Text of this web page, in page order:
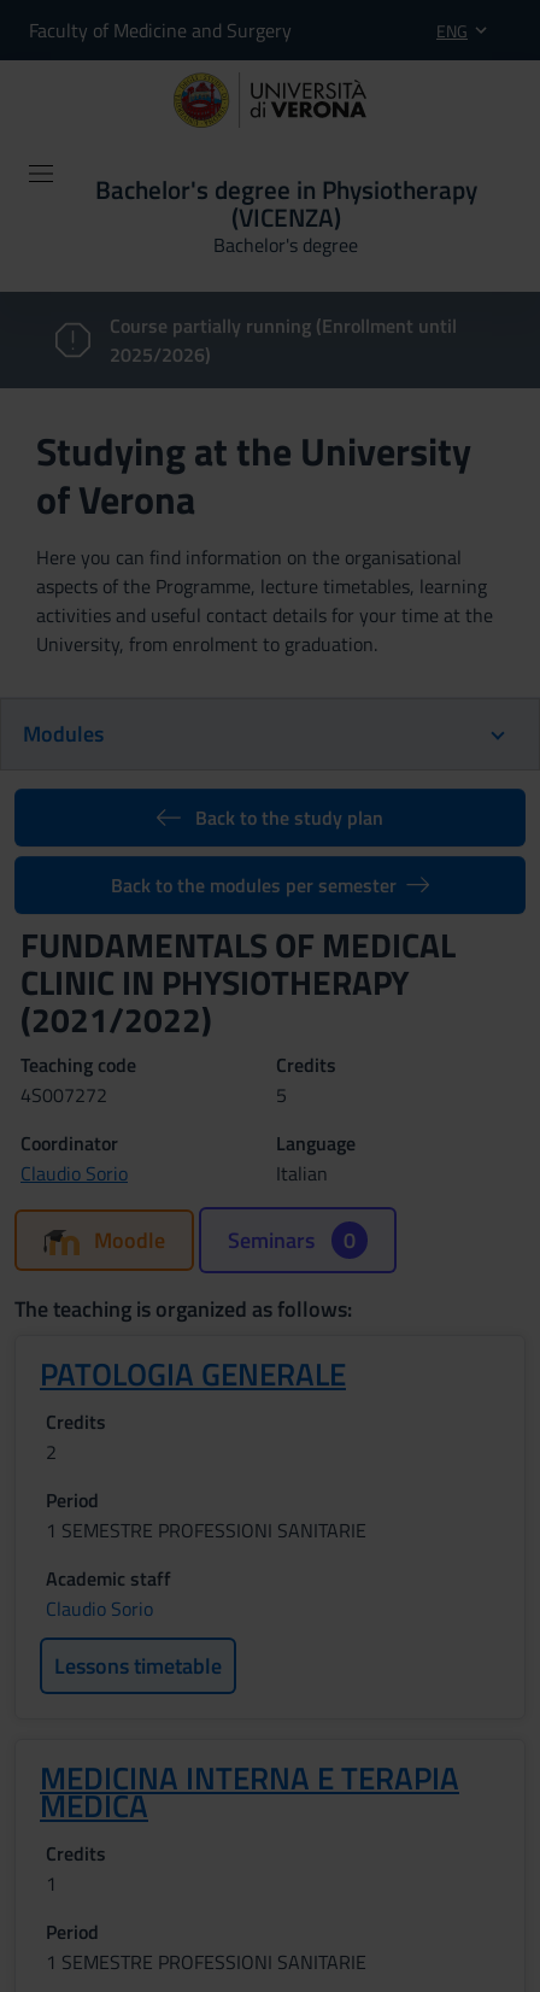
Faculty of Medicine and Surgery ENG
Bachelor's degree in Physiotherapy
(VICENZA)
Bachelor's degree
Course partially running (Enrollment until
2025/2026)
Studying at the University
of Verona
Here you can find information on the organisational
aspects of the Programme, lecture timetables, learning
activities and useful contact details for your time at the
University, from enrolment to graduation.
Modules
Back to the study plan
Back to the modules per semester
FUNDAMENTALS OF MEDICAL
CLINIC IN PHYSIOTHERAPY
(2021/2022)
Teaching code
4S007272
Credits
5
Coordinator
Claudio Sorio
Language
Italian
Moodle Seminars 0
The teaching is organized as follows:
PATOLOGIA GENERALE
Credits
2
Period
1 SEMESTRE PROFESSIONI SANITARIE
Academic staff
Claudio Sorio
Lessons timetable
MEDICINA INTERNA E TERAPIA
MEDICA
Credits
1
Period
1 SEMESTRE PROFESSIONI SANITARIE